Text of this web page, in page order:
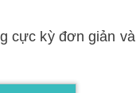
cực kỳ đơn giản và